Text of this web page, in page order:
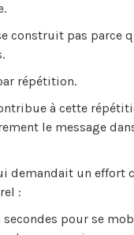
construit pas parce
répétition.
à cette
le message
demandait un effort
:
secondes pour se